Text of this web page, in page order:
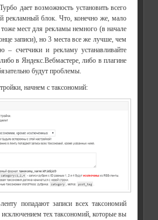
дает возможность установить всего
рекламный блок. Что, конечно же, мало
тоже мест для рекламы немного (в начале
записи), но 3 места все же лучше, чем
счетчики и рекламу устанавливайте
в Яндекс.Вебмастере, либо в плагине
будут проблемы.
начнем с таксономий:
попадают записи всех таксономий
тех таксономий, которые вы